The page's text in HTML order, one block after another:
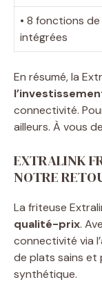
• 8 fonctions
intégrées
En résumé, la
connectivité.
ailleurs. À vous
EXTRALINK
NOTRE
La friteuse
qualité-prix.
connectivité via
de plats sains
synthétique.